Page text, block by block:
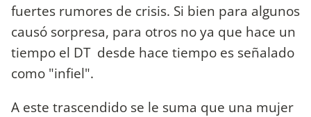
fuertes rumores de crisis. Si bien para algunos
causó sorpresa, para otros no ya que hace un
tiempo el DT desde hace tiempo es señalado
como "infiel".
A este trascendido se le suma que una mujer